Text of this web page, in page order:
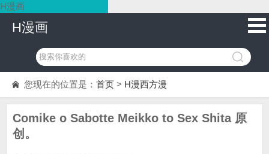
H漫画
H漫画
您现在的位置是： 首页 > H漫西方漫
Comike o Sabotte Meikko to Sex Shita 原
创。